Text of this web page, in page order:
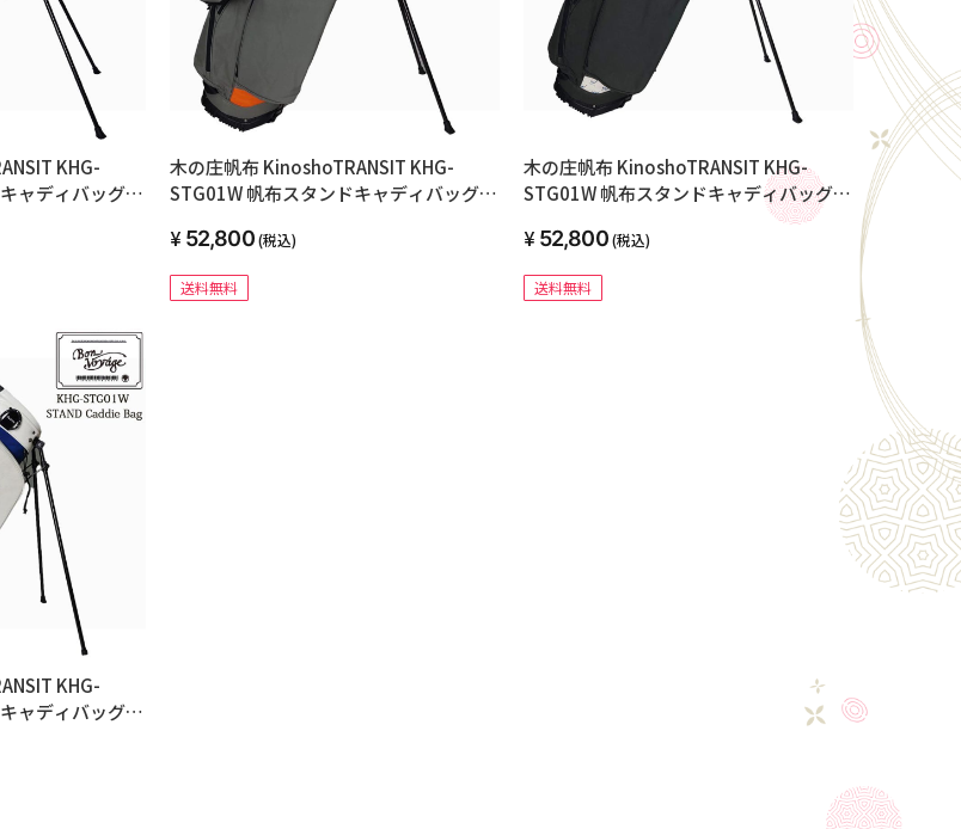
KHG-
ャディバッグ
木の庄帆布 KinoshoTRANSIT KHG-
STG01W 帆布スタンドキャディバッグ
レンジ
52,800(税込)
送料無料
木の庄帆布 KinoshoTRANSIT KHG-
STG01W 帆布スタンドキャディバッグ
2023年モデル 0899 カーボングレー×モ
ノグラム
52,800(税込)
送料無料
KHG-
ャディバッグ